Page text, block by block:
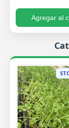
Agregar al